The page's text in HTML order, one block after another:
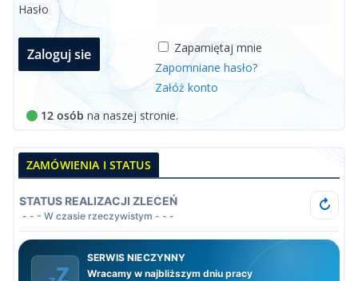
Hasło
Zapamiętaj mnie
Zapomniane hasło?
Załóż konto
12 osób na naszej stronie.
ZAMÓWIENIA I STATUS
STATUS REALIZACJI ZLECEŃ
- - - W czasie rzeczywistym - - -
↻
SERWIS NIECZYNNY
Wracamy w najbliższym dniu pracy